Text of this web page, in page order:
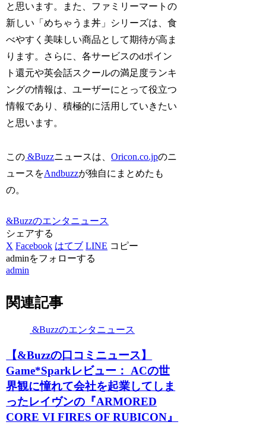
と思います。また、ファミリーマートの
新しい「めちゃうま丼」シリーズは、食
べやすく美味しい商品として期待が高ま
ります。さらに、各サービスのdポイン
ト還元や英会話スクールの満足度ランキ
ングの情報は、ユーザーにとって役立つ
情報であり、積極的に活用していきたい
と思います。
この &Buzzニュースは、Oricon.co.jpのニ
ュースをAndbuzzが独自にまとめたも
の。
&Buzzのエンタニュース
シェアする
X Facebook はてブ LINE コピー
adminをフォローする
admin
関連記事
&Buzzのエンタニュース
【&Buzzの口コミニュース】
Game*Sparkレビュー： ACの世
界観に憧れて会社を起業してしま
ったレイヴンの『ARMORED
CORE VI FIRES OF RUBICON』